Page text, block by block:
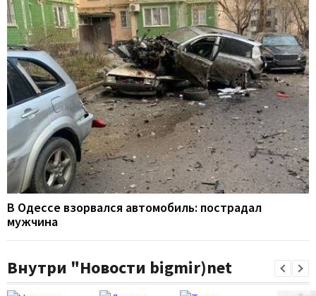
В Одессе взорвался автомобиль: пострадал
мужчина
Внутри "Новости bigmir)net